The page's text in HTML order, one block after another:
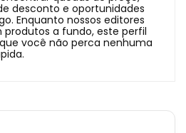
desconto e oportunidades
Enquanto nossos editores
produtos a fundo, este perfil
você não perca nenhuma